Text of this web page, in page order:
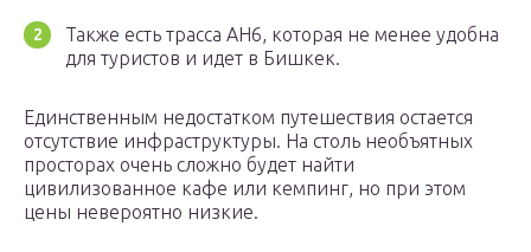
Также есть трасса АН6, которая не менее удобна
для туристов и идет в Бишкек.
Единственным недостатком путешествия остается
отсутствие инфраструктуры. На столь необъятных
просторах очень сложно будет найти
цивилизованное кафе или кемпинг, но при этом
цены невероятно низкие.